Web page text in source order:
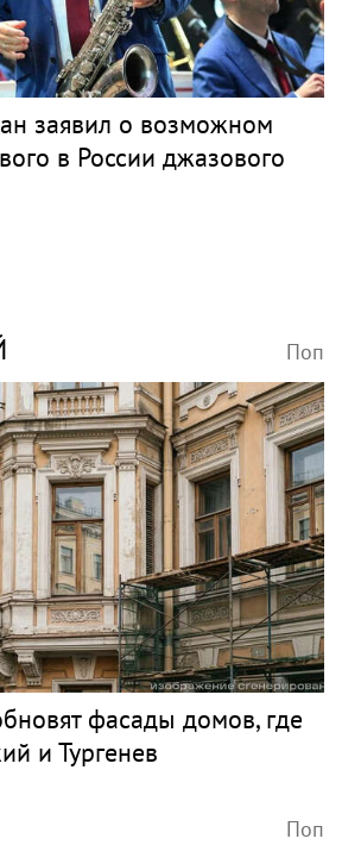
заявил о возможном
в России джазового
Поп
фасады домов, где
и Тургенев
Поп